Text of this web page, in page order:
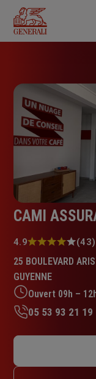
contenu
principal
CAMI
Note
4.9
sur
5
étoiles
4.9 (43)
25 BOULEVARD
GUYENNE
Mardi : 09h –
Jeudi : 09h –
05 53 93 21 19